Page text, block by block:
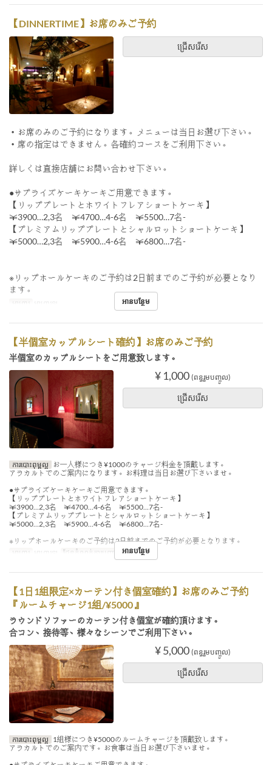
【DINNERTIME】お席のみご予約
ជ្រើសរើស
・お席のみのご予約になります。メニューは当日お選び下さい。
・席の指定はできません。各確約コースをご利用下さい。
詳しくは直接店舗にお問い合わせ下さい。
●サプライズケーキケーキご用意できます。
【リッププレートとホワイトフレアショートケーキ】
￥3900…2,3名 ￥4700…4-6名 ￥5500…7名-
【プレミアムリッププレートとシャルロットショートケーキ】
￥5000…2,3名 ￥5900…4-6名 ￥6800…7名-
※リップホールケーキのご予約は2日前までのご予約が必要となり
ます。
អាហារ អាហារឡ អានបន្ថែម
【半個室カップルシート確約】お席のみご予約
半個室のカップルシートをご用意致します。
¥ 1,000 (ពន្ធរួមបញ្ចូល)
ជ្រើសរើស
ការបោះពុម្ពល្អ お一人様につき¥1000のチャージ料金を頂戴します。
アラカルトでのご案内になります。お料理は当日お選び下さいませ。
●サプライズケーキケーキご用意できます。
【リッププレートとホワイトフレアショートケーキ】
￥3900…2,3名 ￥4700…4-6名 ￥5500…7名-
【プレミアムリッププレートとシャルロットショートケーキ】
￥5000…2,3名 ￥5900…4-6名 ￥6800…7名-
※リップホールケーキのご予約は2日前までのご予約が必要となります。
អាហារ
អាហារឡ ដែនកំណត់ការបញ្ជាទិញ 2 ~ 2
អានបន្ថែម
【1日1組限定×カーテン付き個室確約】お席のみご予約
『ルームチャージ1組/¥5000』
ラウンドソファーのカーテン付き個室が確約頂けます。
合コン、接待等、様々なシーンでご利用下さい。
¥ 5,000 (ពន្ធរួមបញ្ចូល)
ជ្រើសរើស
ការបោះពុម្ពល្អ 1組様につき¥5000のルームチャージを頂戴致します。
アラカルトでのご案内です。お食事は当日お選び下さいませ。